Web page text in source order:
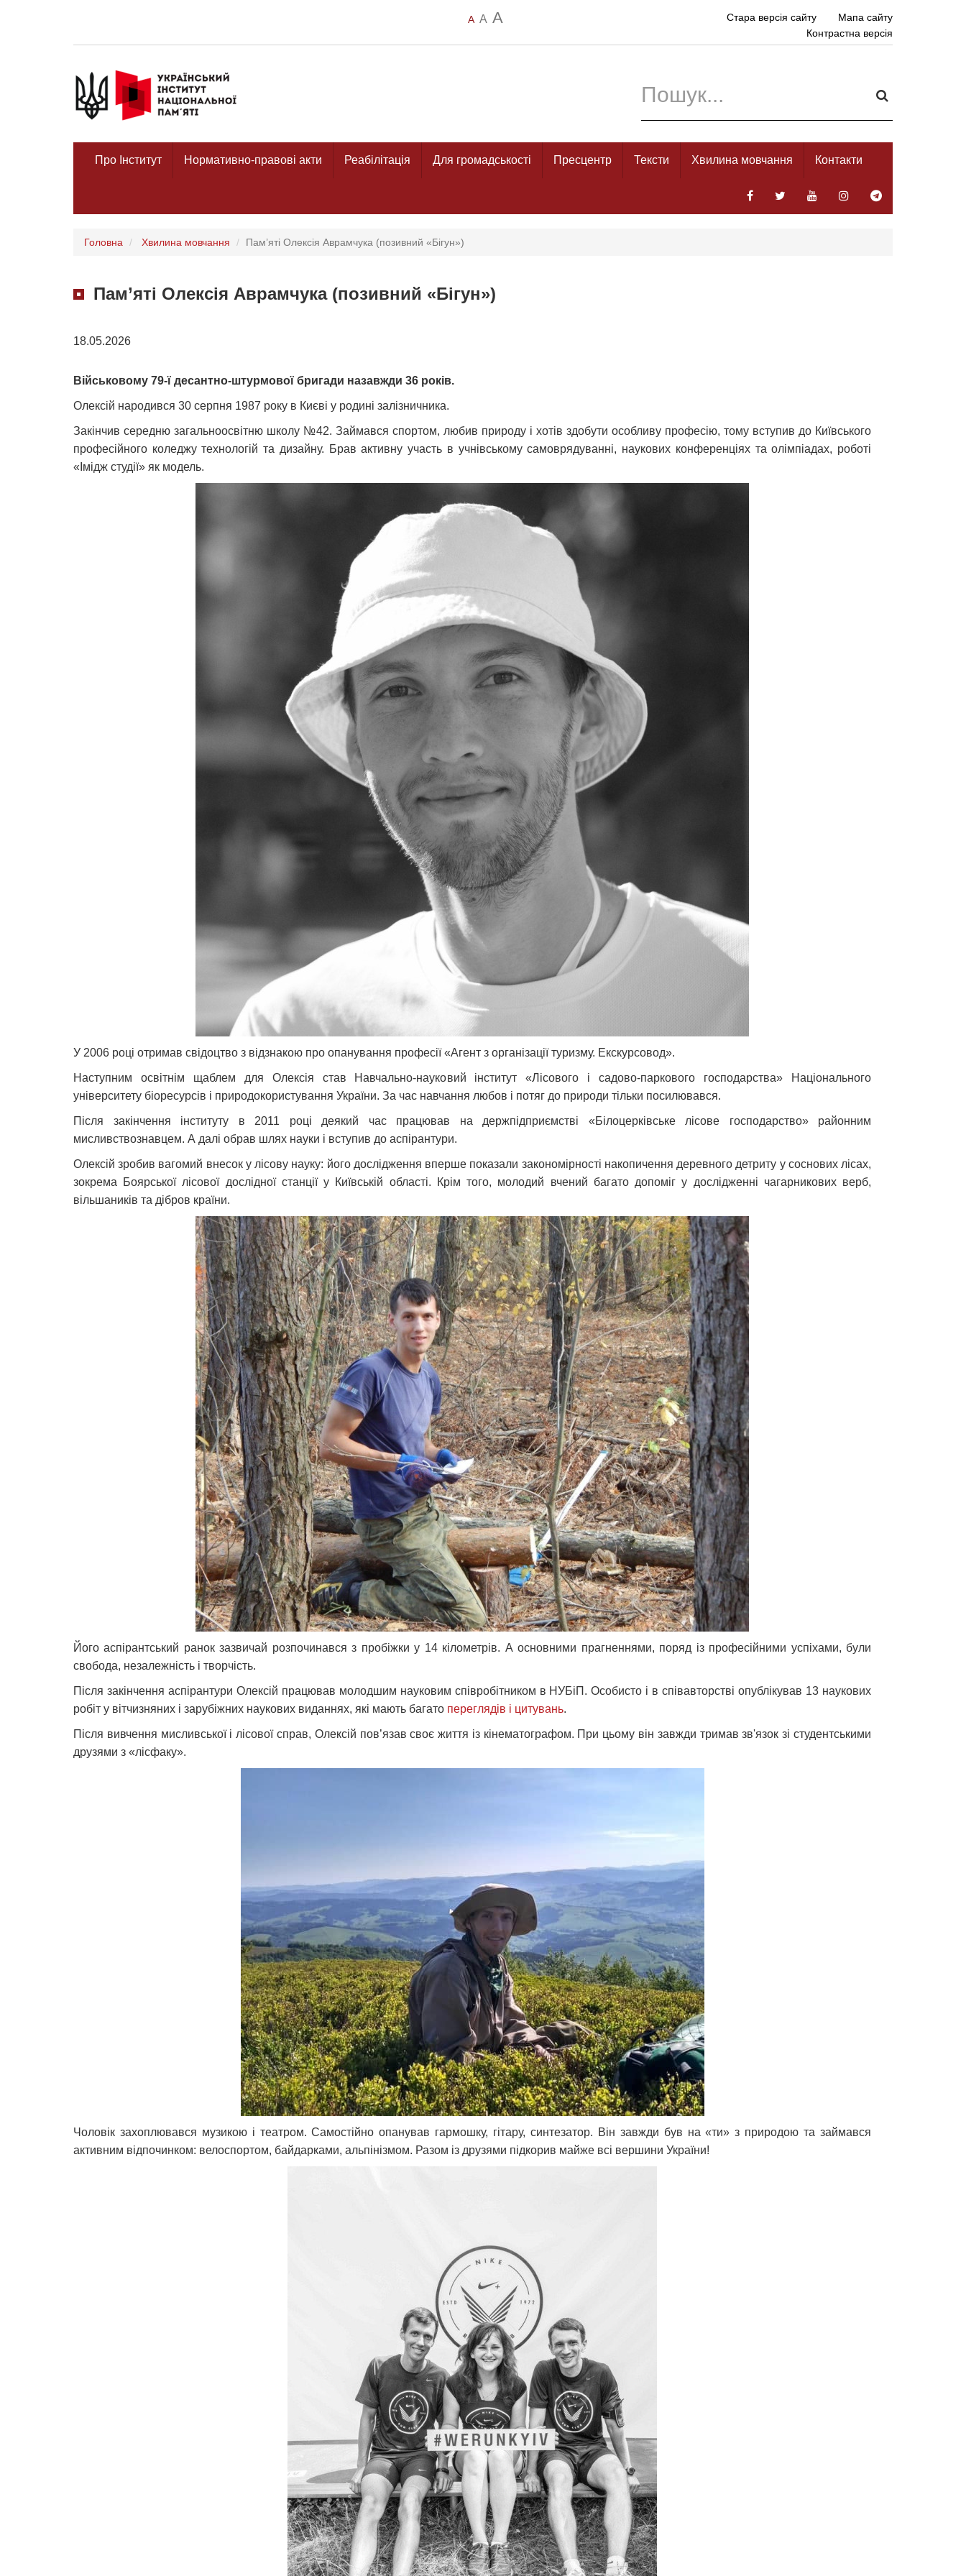
A A A Стара версія сайту
Мапа сайту
Контрастна версія
Про Інститут Нормативно-правові акти Реабілітація Для громадськості Пресцентр Тексти Хвилина мовчання Контакти
Головна Хвилина мовчання Пам’яті Олексія Аврамчука (позивний «Бігун»)
Пам’яті Олексія Аврамчука (позивний «Бігун»)
18.05.2026
Військовому 79-ї десантно-штурмової бригади назавжди 36 років.
Олексій народився 30 серпня 1987 року в Києві у родині залізничника.
Закінчив середню загальноосвітню школу №42. Займався спортом, любив природу і хотів здобути особливу професію, тому вступив до Київського
професійного коледжу технологій та дизайну. Брав активну участь в учнівському самоврядуванні, наукових конференціях та олімпіадах, роботі
«Імідж студії» як модель.
У 2006 році отримав свідоцтво з відзнакою про опанування професії «Агент з організації туризму. Екскурсовод».
Наступним освітнім щаблем для Олексія став Навчально-науковий інститут «Лісового і садово-паркового господарства» Національного
університету біоресурсів і природокористування України. За час навчання любов і потяг до природи тільки посилювався.
Після закінчення інституту в 2011 році деякий час працював на держпідприємстві «Білоцерківське лісове господарство» районним
мисливствознавцем. А далі обрав шлях науки і вступив до аспірантури.
Олексій зробив вагомий внесок у лісову науку: його дослідження вперше показали закономірності накопичення деревного детриту у соснових лісах,
зокрема Боярської лісової дослідної станції у Київській області. Крім того, молодий вчений багато допоміг у дослідженні чагарникових верб,
вільшаників та дібров країни.
Його аспірантський ранок зазвичай розпочинався з пробіжки у 14 кілометрів. А основними прагненнями, поряд із професійними успіхами, були
свобода, незалежність і творчість.
Після закінчення аспірантури Олексій працював молодшим науковим співробітником в НУБіП. Особисто і в співавторстві опублікував 13 наукових
робіт у вітчизняних і зарубіжних наукових виданнях, які мають багато переглядів і цитувань.
Після вивчення мисливської і лісової справ, Олексій пов’язав своє життя із кінематографом. При цьому він завжди тримав зв'язок зі студентськими
друзями з «лісфаку».
Чоловік захоплювався музикою і театром. Самостійно опанував гармошку, гітару, синтезатор. Він завжди був на «ти» з природою та займався
активним відпочинком: велоспортом, байдарками, альпінізмом. Разом із друзями підкорив майже всі вершини України!